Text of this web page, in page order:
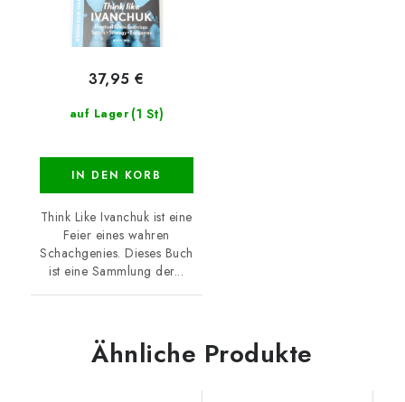
auf Lager (1 St)
37,95 €
IN DEN KORB
Think Like Ivanchuk ist eine
Feier eines wahren
Schachgenies. Dieses Buch
ist eine Sammlung der...
Ähnliche Produkte